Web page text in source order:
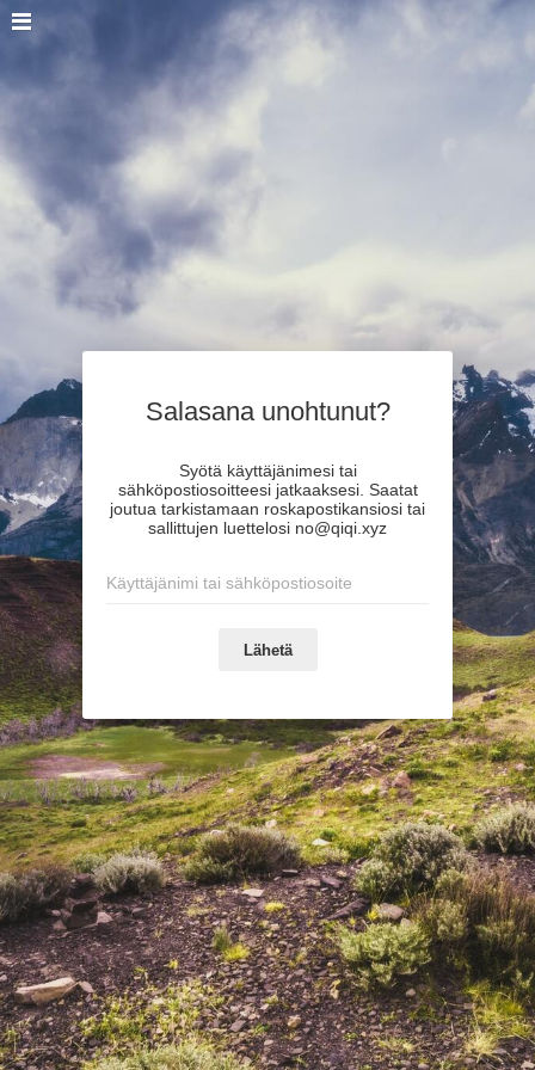
Salasana unohtunut?
Syötä käyttäjänimesi tai
sähköpostiosoitteesi jatkaaksesi. Saatat
joutua tarkistamaan roskapostikansiosi tai
sallittujen luettelosi no@qiqi.xyz
Lähetä